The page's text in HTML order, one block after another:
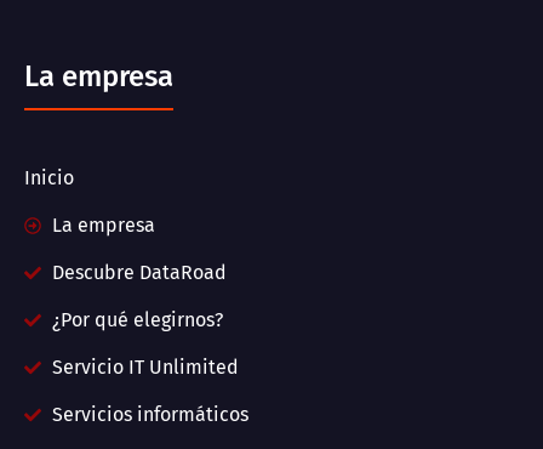
La empresa
Inicio
La empresa
Descubre DataRoad
¿Por qué elegirnos?
Servicio IT Unlimited
Servicios informáticos